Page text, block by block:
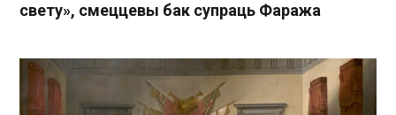
свету», смеццевы бак супраць Фаража